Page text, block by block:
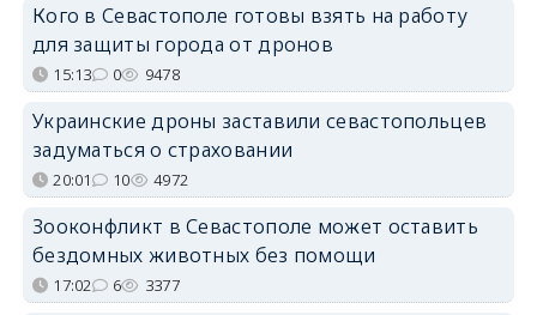
Кого в Севастополе готовы взять на работу
для защиты города от дронов
15:13 0 9478
Украинские дроны заставили севастопольцев
задуматься о страховании
20:01 10 4972
Зооконфликт в Севастополе может оставить
бездомных животных без помощи
17:02 6 3377